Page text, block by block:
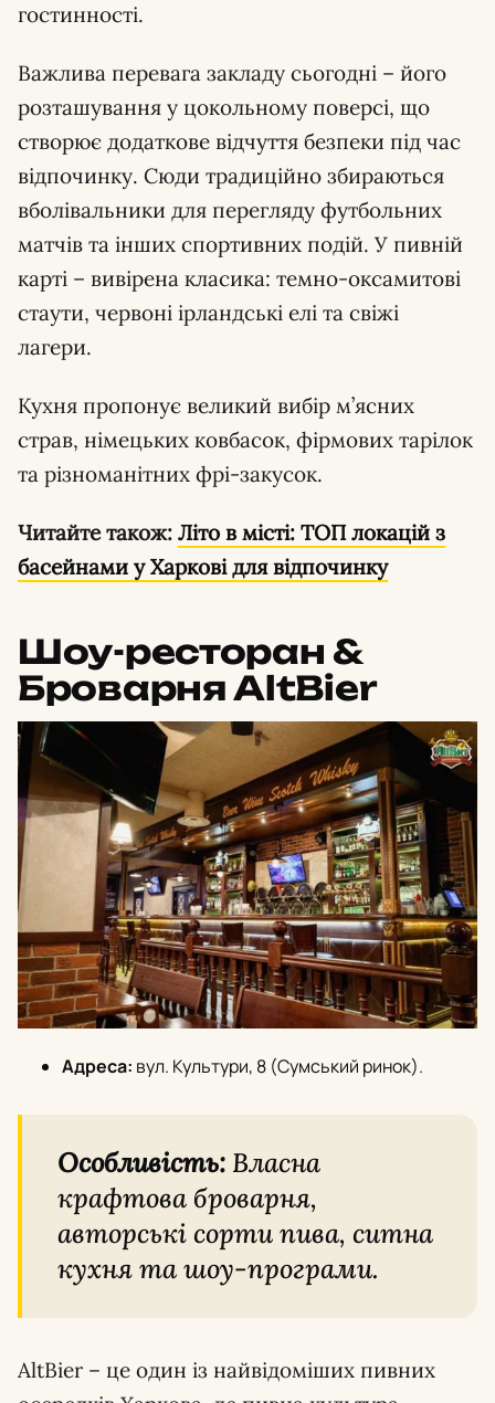
гостинності.
Важлива перевага закладу сьогодні – його
розташування у цокольному поверсі, що
створює додаткове відчуття безпеки під час
відпочинку. Сюди традиційно збираються
вболівальники для перегляду футбольних
матчів та інших спортивних подій. У пивній
карті – вивірена класика: темно-оксамитові
стаути, червоні ірландські елі та свіжі
лагери.
Кухня пропонує великий вибір м’ясних
страв, німецьких ковбасок, фірмових тарілок
та різноманітних фрі-закусок.
Читайте також: Літо в місті: ТОП локацій з
басейнами у Харкові для відпочинку
Шоу-ресторан &
Броварня AltBier
Адреса: вул. Культури, 8 (Сумський ринок).
Особливість: Власна
крафтова броварня,
авторські сорти пива, ситна
кухня та шоу-програми.
AltBier – це один із найвідоміших пивних